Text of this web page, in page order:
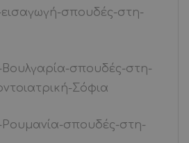
σπουδές-στη-
Βουλγαρία-σπουδές-στη-
Σόφια
Ρουμανία-σπουδές-στη-